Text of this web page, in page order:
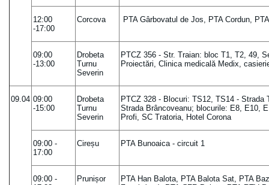
12:00
-17:00
Corcova PTA Gârbovatul de Jos, PTA Cordun,
09:00
-13:00
Drobeta
Turnu
Severin
PTCZ 356 - Str. Traian: bloc T1, T2, 49,
Proiectări, Clinica medicală Medix,
09.04 09:00
-15:00
Drobeta
Turnu
Severin
PTCZ 328 - Blocuri: TS12, TS14 -
Strada Brâncoveanu; blocurile: E8, E10,
Profi, SC Tratoria, Hotel Corona
09:00 -
17:00
Cireșu PTA Bunoaica - circuit 1
09:00 -
Prunișor
PTA Han Balota, PTA Balota Sat, PTA